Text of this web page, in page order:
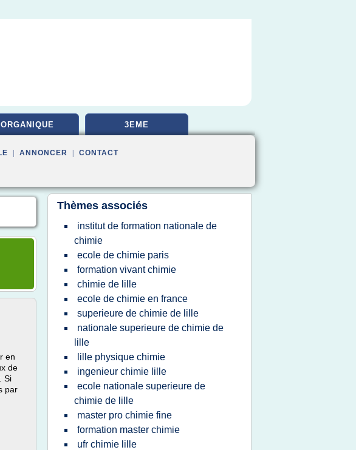
ORGANIQUE 3EME
ANNONCER CONTACT
en
de
Si
par
Thèmes associés
institut de formation nationale de
chimie
ecole de chimie paris
formation vivant chimie
chimie de lille
ecole de chimie en france
superieure de chimie de lille
nationale superieure de chimie de
lille
lille physique chimie
ingenieur chimie lille
ecole nationale superieure de
chimie de lille
master pro chimie fine
formation master chimie
ufr chimie lille